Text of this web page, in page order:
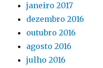
janeiro 2017
dezembro 2016
outubro 2016
agosto 2016
julho 2016